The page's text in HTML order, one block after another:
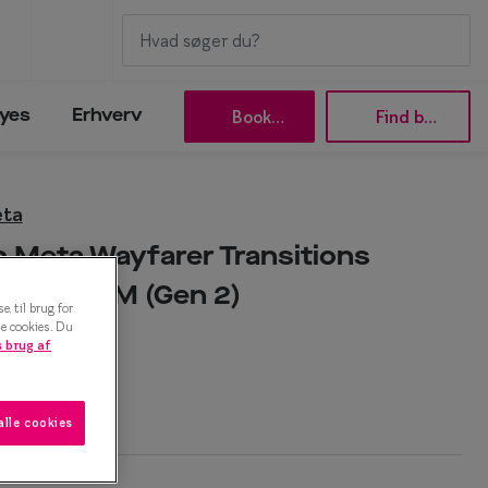
Oscar Jacobson
Taberg by Smarteyes
Stilguide
Erhverv Book tid Find butik
Meta Wayfarer Transitions
601/1M (Gen 2)
til brug for
cookies. Du
brug af
cookies